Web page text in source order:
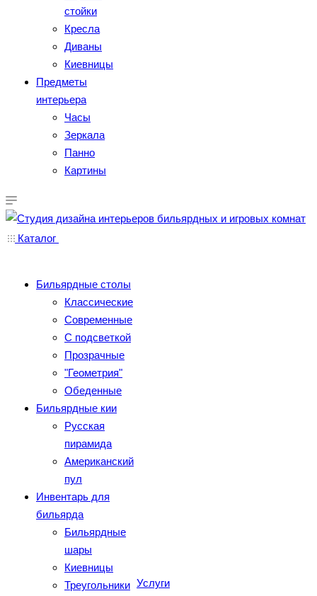
стойки
Кресла
Диваны
Киевницы
Предметы
интерьера
Часы
Зеркала
Панно
Картины
Каталог
Бильярдные столы
Классические
Современные
С подсветкой
Прозрачные
"Геометрия"
Обеденные
Бильярдные кии
Русская
пирамида
Американский
пул
Инвентарь для
бильярда
Бильярдные
шары
Киевницы
Треугольники Услуги